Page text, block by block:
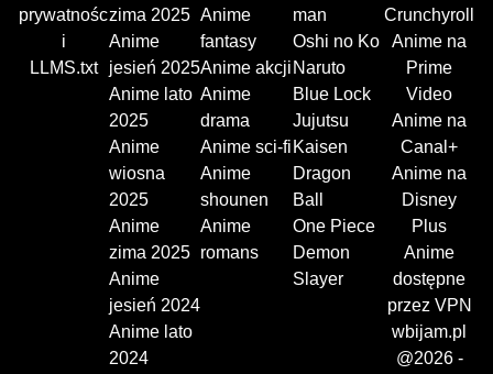
prywatnośc
i
LLMS.txt
zima 2025
Anime
jesień 2025
Anime lato
2025
Anime
wiosna
2025
Anime
zima 2025
Anime
jesień 2024
Anime lato
2024
Anime
fantasy
Anime akcji
Anime
drama
Anime sci-fi
Anime
shounen
Anime
romans
man
Oshi no Ko
Naruto
Blue Lock
Jujutsu
Kaisen
Dragon
Ball
One Piece
Demon
Slayer
Crunchyroll
Anime na
Prime
Video
Anime na
Canal+
Anime na
Disney
Plus
Anime
dostępne
przez VPN
wbijam.pl
@2026 -